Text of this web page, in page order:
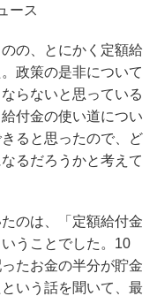
ース
の、とにかく定額給
政策の是非について
らないと思っている
付金の使い道につい
ると思ったので、ど
るだろうかと考えて
のは、「定額給付金
うことでした。10
たお金の半分が貯金
いう話を聞いて、最